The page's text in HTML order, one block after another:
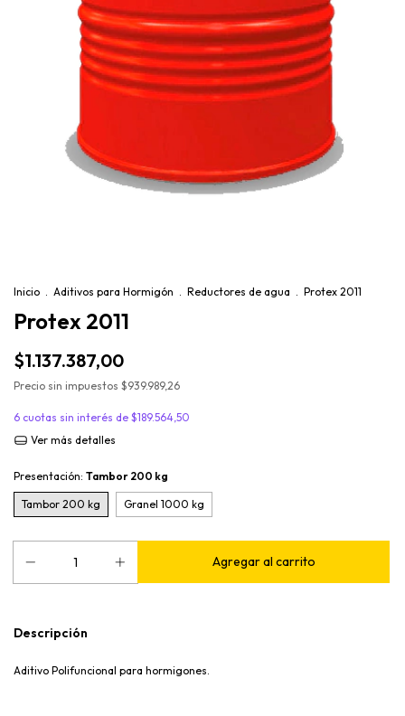
Inicio Aditivos para Hormigón Reductores de agua Protex 2011
Protex 2011
$1.137.387,00
Precio sin impuestos $939.989,26
6 cuotas sin interés de $189.564,50
Ver más detalles
Presentación: Tambor 200 kg
Tambor 200 kg Granel 1000 kg
Descripción
Aditivo Polifuncional para hormigones.